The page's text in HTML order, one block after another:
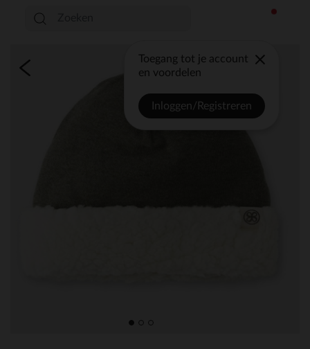
Toegang tot je account
en voordelen
Inloggen/Registreren